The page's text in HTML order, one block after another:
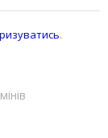
.